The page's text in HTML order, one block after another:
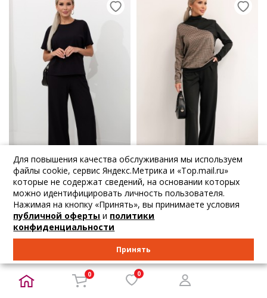
2 740₽ 2 884₽
Valentina
Однотонные женс...
44 46 52
3 726₽ 3 922₽
Valentina
Однотонные женс...
Для повышения качества обслуживания мы используем
файлы cookie, сервис Яндекс.Метрика и «Top.mail.ru»
которые не содержат сведений, на основании которых
можно идентифицировать личность пользователя.
Нажимая на кнопку «Принять», вы принимаете условия
публичной оферты и политики
конфиденциальности
Принять
0 0